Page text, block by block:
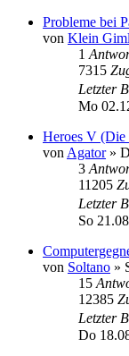
Probleme bei
von Klein
1
7315
Letzter
Mo
Heroes V
von Agator»
3
11205
Letzter
So
von Soltano »
15
12385
Letzter
Do